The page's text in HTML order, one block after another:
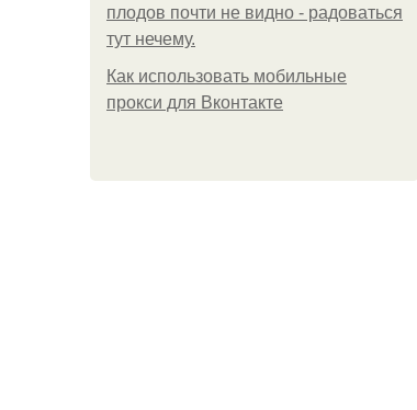
плодов почти не видно - радоваться
тут нечему.
Как использовать мобильные
прокси для Вконтакте